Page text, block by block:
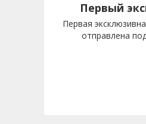
Первый
Первая
отправлена